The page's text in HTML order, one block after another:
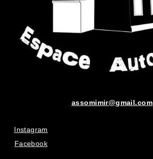
assomimir@gmail.com
Instagram
Facebook